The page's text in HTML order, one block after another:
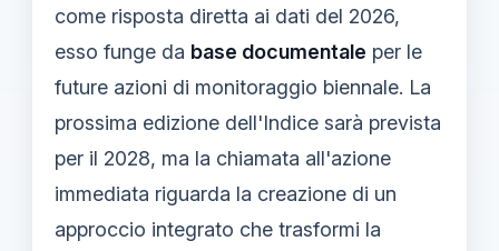
come risposta diretta ai dati del 2026,
esso funge da base documentale per le
future azioni di monitoraggio biennale. La
prossima edizione dell'Indice sarà prevista
per il 2028, ma la chiamata all'azione
immediata riguarda la creazione di un
approccio integrato che trasformi la